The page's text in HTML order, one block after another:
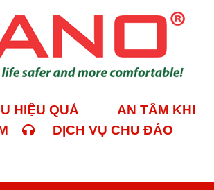
HIỆU QUẢ
AN TÂM KHI
DỊCH VỤ CHU ĐÁO